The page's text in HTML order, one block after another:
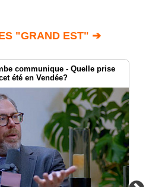
"GRAND EST" ➔
communique - Quelle prise
été en Vendée?